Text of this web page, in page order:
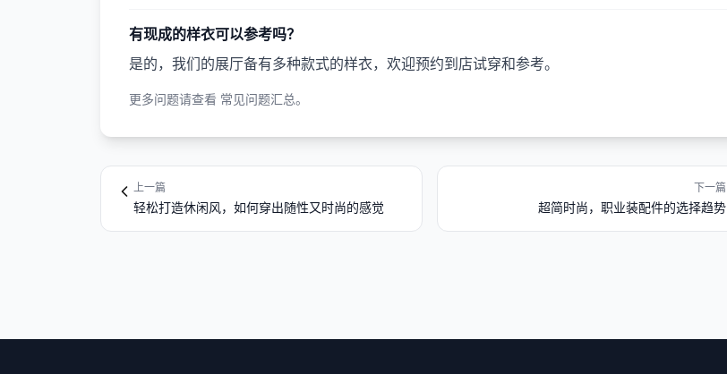
有现成的样衣可以参考吗？
是的，我们的展厅备有多种款式的样衣，欢迎预约到店试穿和参考。
更多问题请查看 常见问题汇总。
上一篇
轻松打造休闲风，如何穿出随性又时尚的感觉
下一篇
超简时尚，职业装配件的选择趋势